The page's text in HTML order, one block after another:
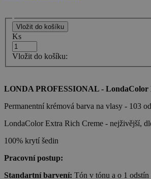
Ks
Vložit do košíku:
LONDA PROFESSIONAL - LondaColor
Permanentní krémová barva na vlasy - 103
LondaColor Extra Rich Creme - nejživější,
100% krytí šedin
Pracovní postup:
Standartní barvení: Tón v tónu a o 1